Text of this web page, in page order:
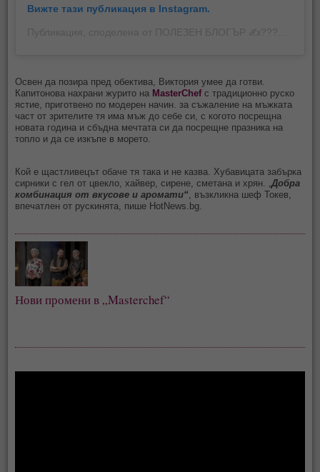
Вижте тази публикация в Instagram.
Освен да позира пред обектива, Виктория умее да готви.
Капитонова нахрани журито на MasterChef с традиционно руско
ястие, приготвено по модерен начин. за съжаление на мъжката
част от зрителите тя има мъж до себе си, с когото посрещна
новата година и сбъдна мечтата си да посрещне празника на
топло и да се изкъпе в морето.
Кой е щастливецът обаче тя така и не казва. Хубавицата забърка
сирники с гел от цвекло, хайвер, сирене, сметана и хрян. „Добра
комбинация от вкусове и аромати“ , възкликна шеф Токев,
впечатлен от рускинята, пише HotNews.bg.
Нови промени в „Masterchef“